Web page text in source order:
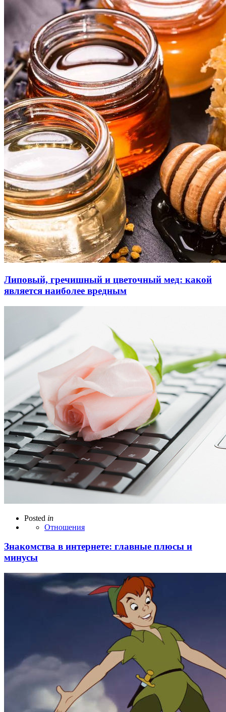
Липовый, гречишный и цветочный мед: какой
является наиболее вредным
Posted in
Отношения
Знакомства в интернете: главные плюсы и
минусы